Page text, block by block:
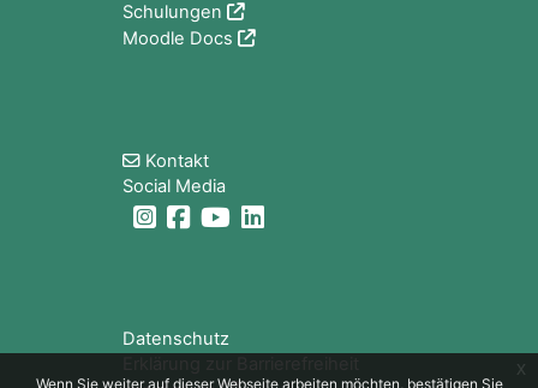
Wenn Sie weiter auf dieser Webseite arbeiten möchten, bestätigen Sie
x
Schulungen
Moodle Docs
Kontakt
Social Media
Datenschutz